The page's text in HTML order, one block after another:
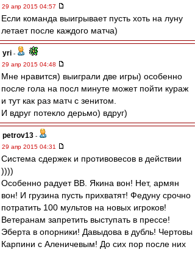
29 апр 2015 04:57
Если команда выигрывает пусть хоть на луну
летает после каждого матча)
yri -
29 апр 2015 04:48
Мне нравится) выиграли две игры) особенно
после гола на посл минуте может пойти кураж
и тут как раз матч с зенитом.
И вдруг потекло дерьмо) вдруг)
petrov13 -
29 апр 2015 04:31
Система сдержек и противовесов в действии
))))
Особенно радует ВВ. Якина вон! Нет, армян
вон! И грузина пусть прихватят! Федуну срочно
потратить 100 мультов на новых игроков!
Ветеранам запретить выступать в прессе!
Эберта в опорники! Давыдова в дубль! Чертовы
Карпини с Аленичевым! До сих пор после них